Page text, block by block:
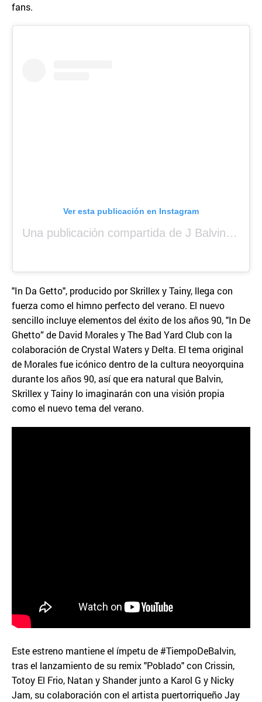
fans.
Ver esta publicación en Instagram
Una publicación compartida de J Balvin (@jbalvin)
"In Da Getto", producido por Skrillex y Tainy, llega con
fuerza como el himno perfecto del verano. El nuevo
sencillo incluye elementos del éxito de los años 90, "In De
Ghetto” de David Morales y The Bad Yard Club con la
colaboración de Crystal Waters y Delta. El tema original
de Morales fue icónico dentro de la cultura neoyorquina
durante los años 90, así que era natural que Balvin,
Skrillex y Tainy lo imaginarán con una visión propia
como el nuevo tema del verano.
Este estreno mantiene el ímpetu de #TiempoDeBalvin,
tras el lanzamiento de su remix "Poblado" con Crissin,
Totoy El Frio, Natan y Shander junto a Karol G y Nicky
Jam, su colaboración con el artista puertorriqueño Jay